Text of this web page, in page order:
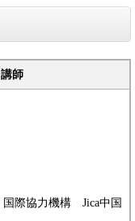
講師
国際協力機構 Jica中国